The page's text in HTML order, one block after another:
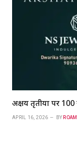
अक्षय तृतीया पर
APRIL 16, 2026 BY